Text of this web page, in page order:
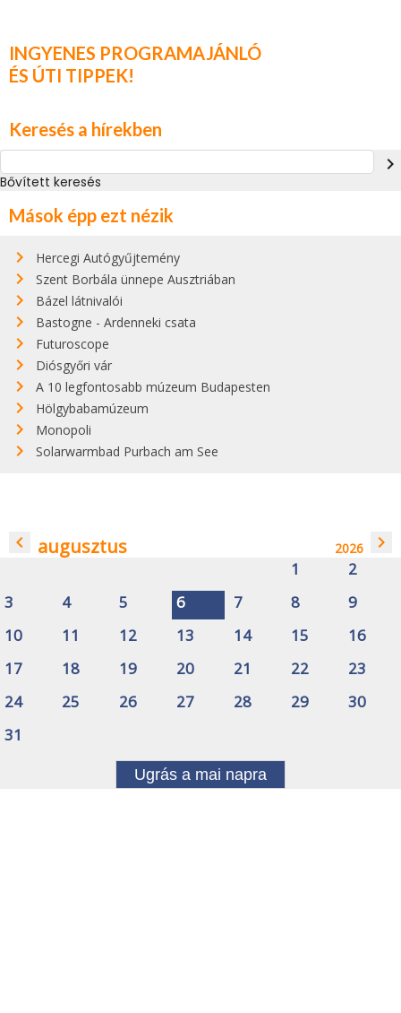
INGYENES PROGRAMAJÁNLÓ
ÉS ÚTI TIPPEK!
Keresés a hírekben
navigate_next
Bővített keresés
Mások épp ezt nézik
Hercegi Autógyűjtemény
Szent Borbála ünnepe Ausztriában
Bázel látnivalói
Bastogne - Ardenneki csata
Futuroscope
Diósgyőri vár
A 10 legfontosabb múzeum Budapesten
Hölgybabamúzeum
Monopoli
Solarwarmbad Purbach am See
navigate_before augusztus 2026 navigate_next
1
2
3
4 5 6 7 8
9
10
11 12 13 14 15
16
17
18 19 20 21 22
23
24
25 26 27 28 29
30
31
Ugrás a mai napra